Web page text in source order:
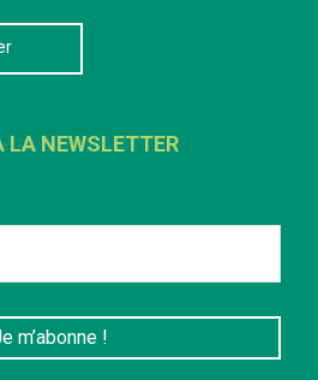
NEWSLETTER